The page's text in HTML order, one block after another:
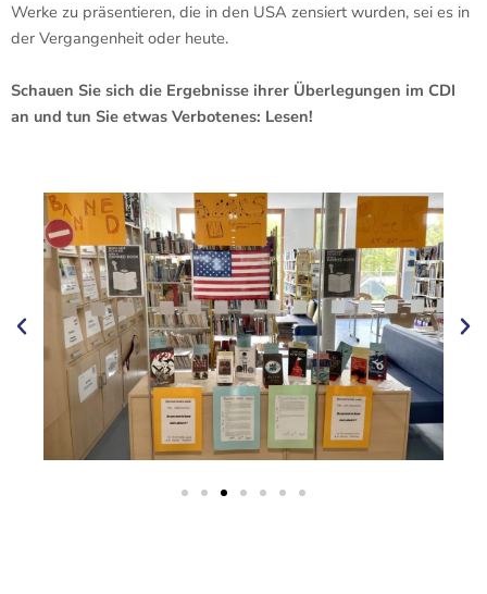
Werke zu präsentieren, die in den USA zensiert wurden, sei es in
der Vergangenheit oder heute.
Schauen Sie sich die Ergebnisse ihrer Überlegungen im CDI
an und tun Sie etwas Verbotenes: Lesen!